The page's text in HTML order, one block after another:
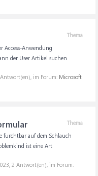
Thema
Access-Anwendung
der User Artikel suchen
im Forum: Microsoft
Thema
furchtbar auf dem Schlauch
ist eine Art
, 2 Antwort(en), im Forum: